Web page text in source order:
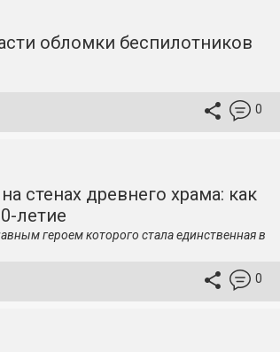
обломки беспилотников
0
стенах древнего храма: как
летие
героем которого стала единственная в
0